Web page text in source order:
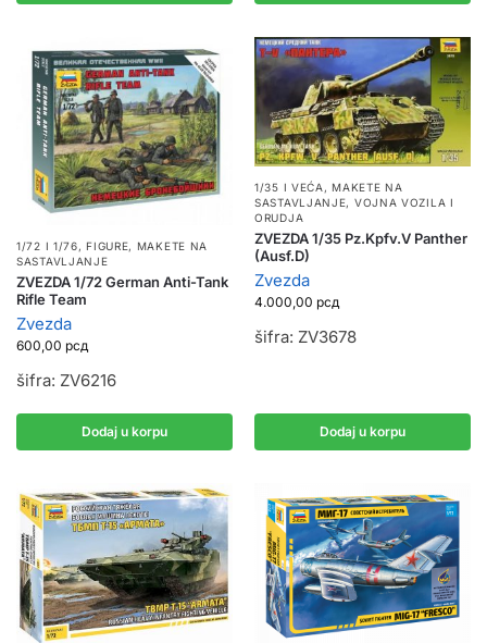
1/72 I 1/76,FIGURE, MAKETE NA
SASTAVLJANJE
ZVEZDA 1/72 German Anti-Tank
Rifle Team
Zvezda
600,00 рсд
šifra: ZV6216
Dodaj u korpu
1/35 I VEĆA , MAKETE NA
SASTAVLJANJE, VOJNA VOZILA I
ORUDJA
ZVEZDA 1/35 Pz.Kpfv.V Panther
(Ausf.D)
Zvezda
4.000,00 рсд
šifra: ZV3678
Dodaj u korpu